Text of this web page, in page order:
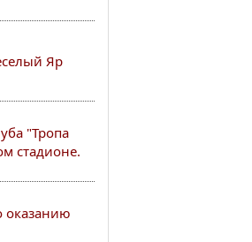
Яр
"Тропа
стадионе.
оказанию